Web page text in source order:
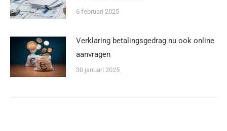
6 februari 2025
Verklaring betalingsgedrag nu ook online
aanvragen
30 januari 2025